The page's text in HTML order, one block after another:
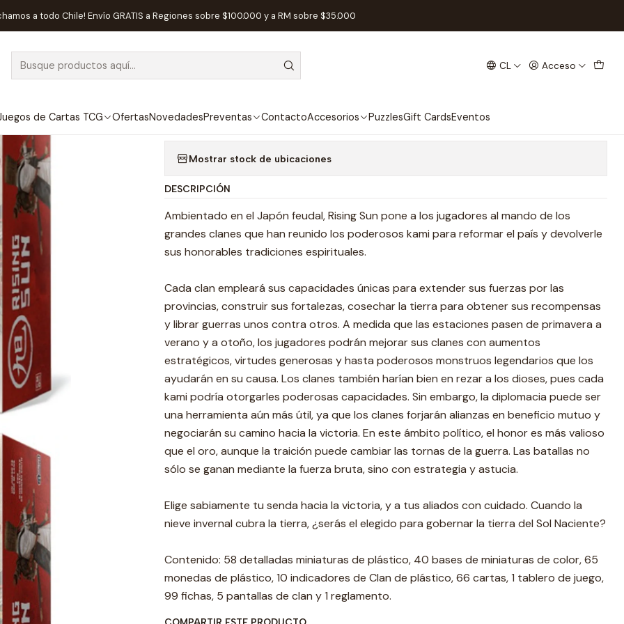
CL Acceso
de Cartas TCG OfertasNovedadesPreventas ContactoAccesorios PuzzlesGift CardsEventos
a todo Chile! Envío GRATIS a Regiones sobre $100.000 y a RM sobre $35.000
Inicio Juegos de Mesa Competitivos Rising Sun - Español
AGOTADO Rising Sun - Español
Agregar a la lista de favoritos
Mostrar stock de ubicaciones
DESCRIPCIÓN
Ambientado en el Japón feudal, Rising Sun pone a los jugadores al mando de los
grandes clanes que han reunido los poderosos kami para reformar el país y devolverle
sus honorables tradiciones espirituales.
Cada clan empleará sus capacidades únicas para extender sus fuerzas por las
provincias, construir sus fortalezas, cosechar la tierra para obtener sus recompensas
y librar guerras unos contra otros. A medida que las estaciones pasen de primavera a
verano y a otoño, los jugadores podrán mejorar sus clanes con aumentos
estratégicos, virtudes generosas y hasta poderosos monstruos legendarios que los
ayudarán en su causa. Los clanes también harían bien en rezar a los dioses, pues cada
kami podría otorgarles poderosas capacidades. Sin embargo, la diplomacia puede ser
una herramienta aún más útil, ya que los clanes forjarán alianzas en beneficio mutuo y
negociarán su camino hacia la victoria. En este ámbito político, el honor es más valioso
que el oro, aunque la traición puede cambiar las tornas de la guerra. Las batallas no
sólo se ganan mediante la fuerza bruta, sino con estrategia y astucia.
Elige sabiamente tu senda hacia la victoria, y a tus aliados con cuidado. Cuando la
nieve invernal cubra la tierra, ¿serás el elegido para gobernar la tierra del Sol Naciente?
Contenido: 58 detalladas miniaturas de plástico, 40 bases de miniaturas de color, 65
monedas de plástico, 10 indicadores de Clan de plástico, 66 cartas, 1 tablero de juego,
99 fichas, 5 pantallas de clan y 1 reglamento.